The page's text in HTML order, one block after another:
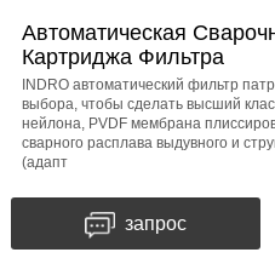
Автоматическая
Картриджа Фильтра
INDRO автоматический фильтр
выбора, чтобы сделать высший
нейлона, PVDF мембрана
сварного расплава выдувного и
(адапт
запрос
сообщение